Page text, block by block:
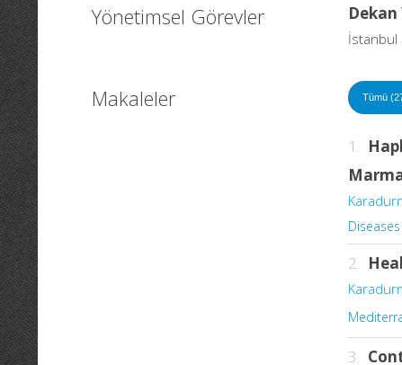
Yönetimsel Görevler Dekan
İstanbul
Makaleler Tümü
1.
2.
3.